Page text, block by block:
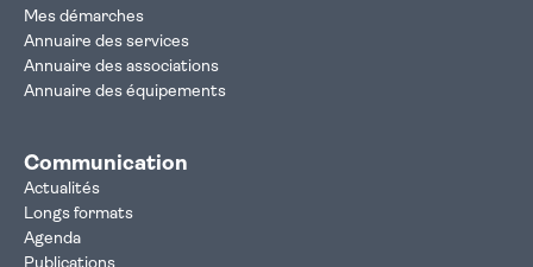
Mes démarches
Annuaire des services
Annuaire des associations
Annuaire des équipements
Communication
Actualités
Longs formats
Agenda